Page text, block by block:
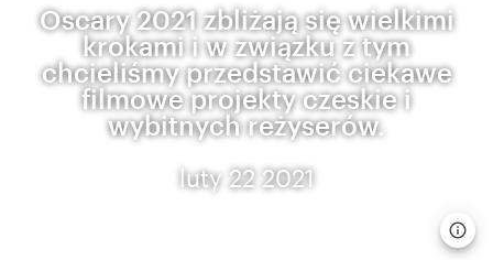
Oscary 2021 zbliżają się wielkimi
krokami i w związku z tym
chcieliśmy przedstawić ciekawe
filmowe projekty czeskie i
wybitnych reżyserów.
luty 22 2021